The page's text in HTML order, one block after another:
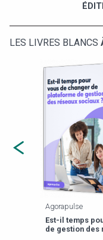
LES LIVRES BLANCS
Agorapulse
Est-il temps
de gestion des